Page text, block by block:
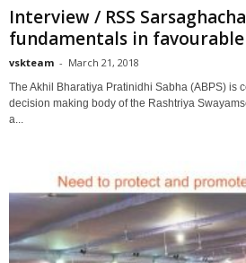
Interview / RSS
fundamentals in
vskteam - March 21, 2018
The Akhil Bharatiya Pratinidhi Sabha (ABPS) is
decision making body of the Rashtriya
a...